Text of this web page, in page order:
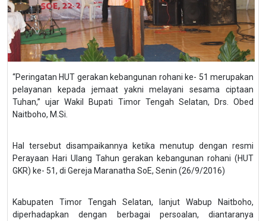
“Peringatan HUT gerakan kebangunan rohani ke- 51 merupakan
pelayanan kepada jemaat yakni melayani sesama ciptaan
Tuhan,” ujar Wakil Bupati Timor Tengah Selatan, Drs. Obed
Naitboho, M.Si.
Hal tersebut disampaikannya ketika menutup dengan resmi
Perayaan Hari Ulang Tahun gerakan kebangunan rohani (HUT
GKR) ke- 51, di Gereja Maranatha SoE, Senin (26/9/2016)
Kabupaten Timor Tengah Selatan, lanjut Wabup Naitboho,
diperhadapkan dengan berbagai persoalan, diantaranya